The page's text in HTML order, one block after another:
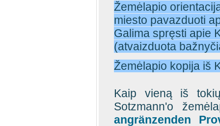
Žemėlapio
miesto pavazduoti
Galima spręsti apie
(atvaizduota
Žemėlapio kopija iš
Kaip vieną iš
Sotzmann'o
angränzenden